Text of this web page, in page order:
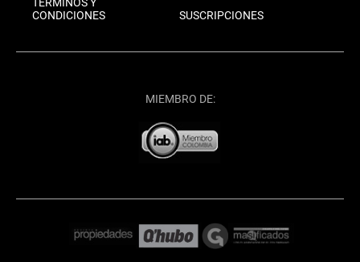
TÉRMINOS Y
CONDICIONES
SUSCRIPCIONES
MIEMBRO DE: